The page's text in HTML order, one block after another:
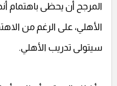
المرجح أن يحظى باهتمام
الأهلي، على الرغم من
سيتولى تدريب الأهلي.